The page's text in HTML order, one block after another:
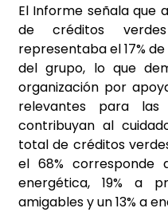
El Informe señala que
de créditos
representaba el 17%
del grupo, lo que
organización por
relevantes para las
contribuyan al
total de créditos
el 68% corresponde
energética, 19% a
amigables y un 13% a